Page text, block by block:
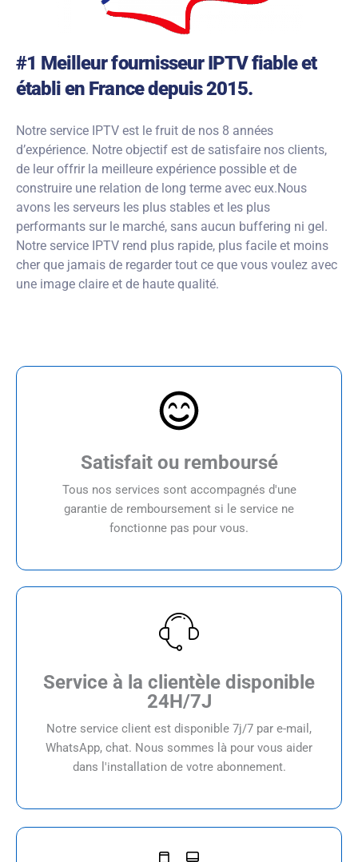
#1 Meilleur fournisseur IPTV fiable et
établi en France depuis 2015.
Notre service IPTV est le fruit de nos 8 années
d’expérience. Notre objectif est de satisfaire nos clients,
de leur offrir la meilleure expérience possible et de
construire une relation de long terme avec eux.Nous
avons les serveurs les plus stables et les plus
performants sur le marché, sans aucun buffering ni gel.
Notre service IPTV rend plus rapide, plus facile et moins
cher que jamais de regarder tout ce que vous voulez avec
une image claire et de haute qualité.
Satisfait ou remboursé
Tous nos services sont accompagnés d'une
garantie de remboursement si le service ne
fonctionne pas pour vous.
Service à la clientèle disponible
24H/7J
Notre service client est disponible 7j/7 par e-mail,
WhatsApp, chat. Nous sommes là pour vous aider
dans l'installation de votre abonnement.